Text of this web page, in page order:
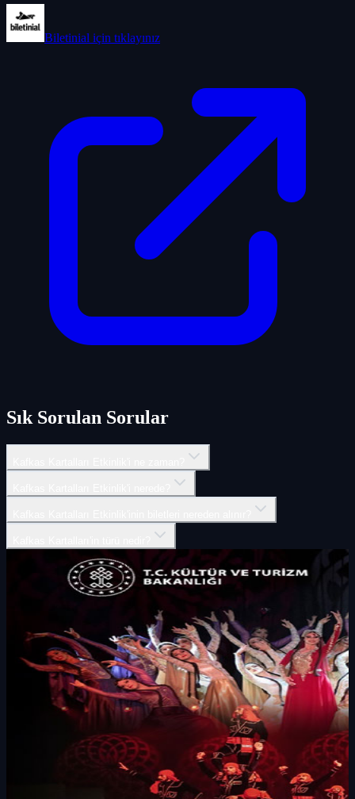
Biletinial için tıklayınız
Sık Sorulan Sorular